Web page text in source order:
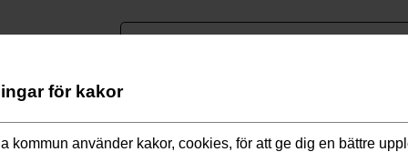
/Hitta din plats historia/Frösunda/Gårdar och byar/
för kakor
kommun använder kakor, cookies, för att ge dig en bättre